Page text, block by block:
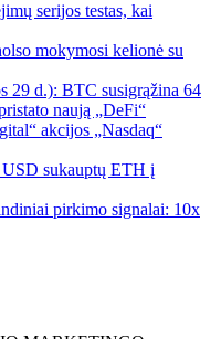
serijos testas, kai
mokymosi kelionė su
29 d.): BTC susigrąžina 64
naują „DeFi“
akcijos „Nasdaq“
sukauptų ETH į
pirkimo signalai: 10x